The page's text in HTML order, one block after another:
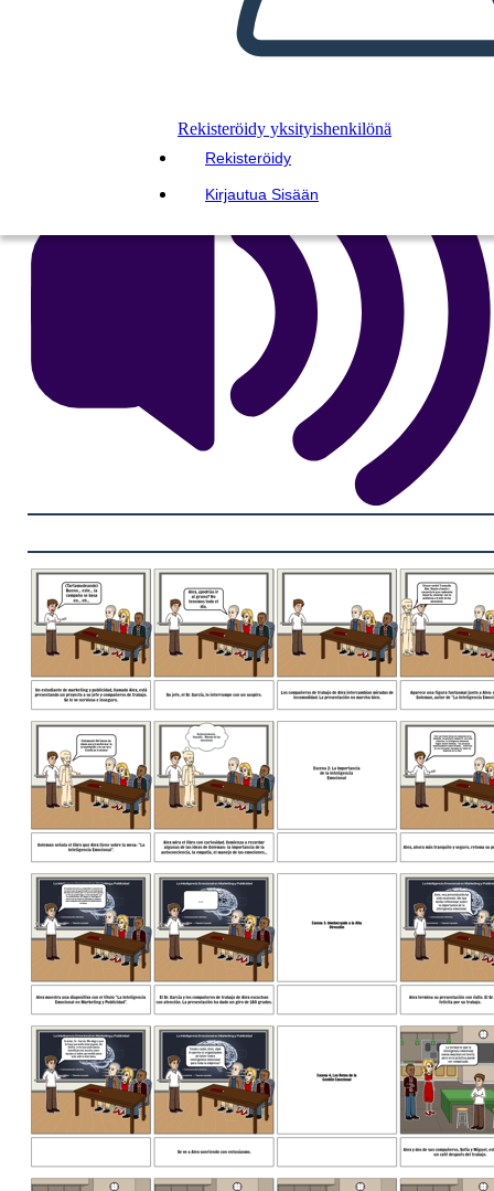
Rekisteröidy yksityishenkilönä
Rekisteröidy
Kirjautua Sisään
TOISTA DIAESITYS
LUE MINULLE